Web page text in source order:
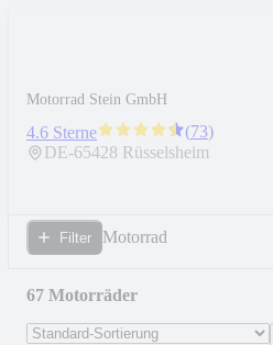
Motorrad Stein GmbH
4.6 Sterne (73)
DE-65428 Rüsselsheim
Filter Motorrad
67 Motorräder